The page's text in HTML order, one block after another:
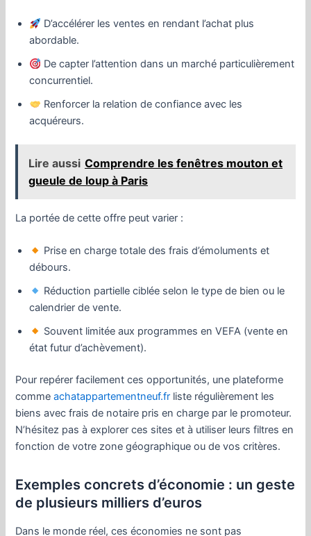
D’accélérer les ventes en rendant l’achat plus
abordable.
De capter l’attention dans un marché particulièrement
concurrentiel.
Renforcer la relation de confiance avec les
acquéreurs.
Lire aussi Comprendre les fenêtres mouton et
gueule de loup à Paris
La portée de cette offre peut varier :
Prise en charge totale des frais d’émoluments et
débours.
Réduction partielle ciblée selon le type de bien ou le
calendrier de vente.
Souvent limitée aux programmes en VEFA (vente en
état futur d’achèvement).
Pour repérer facilement ces opportunités, une plateforme
commeachatappartementneuf.fr liste régulièrement les
biens avec frais de notaire pris en charge par le promoteur.
N’hésitez pas à explorer ces sites et à utiliser leurs filtres en
fonction de votre zone géographique ou de vos critères.
Exemples concrets d’économie : un geste
de plusieurs milliers d’euros
Dans le monde réel, ces économies ne sont pas